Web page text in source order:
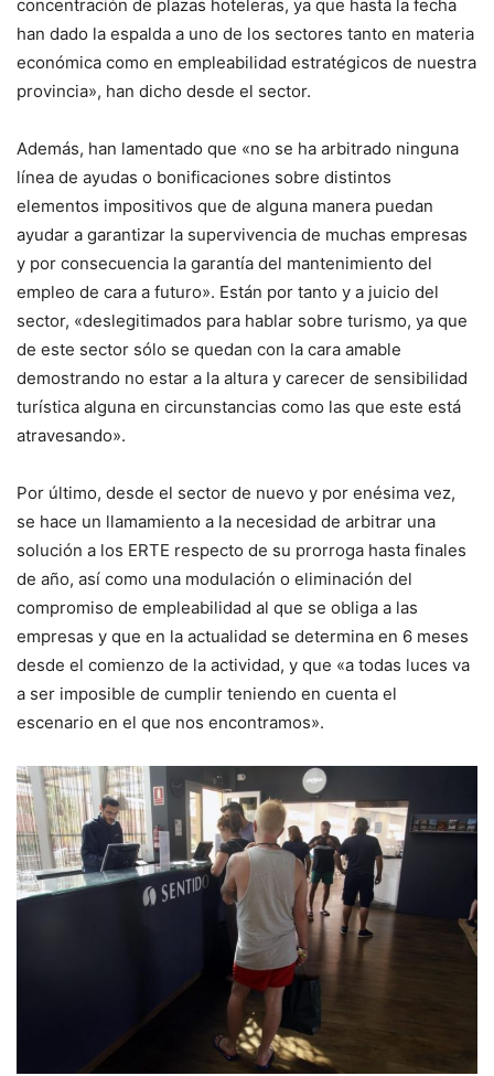
concentración de plazas hoteleras, ya que hasta la fecha
han dado la espalda a uno de los sectores tanto en materia
económica como en empleabilidad estratégicos de nuestra
provincia», han dicho desde el sector.
Además, han lamentado que «no se ha arbitrado ninguna
línea de ayudas o bonificaciones sobre distintos
elementos impositivos que de alguna manera puedan
ayudar a garantizar la supervivencia de muchas empresas
y por consecuencia la garantía del mantenimiento del
empleo de cara a futuro». Están por tanto y a juicio del
sector, «deslegitimados para hablar sobre turismo, ya que
de este sector sólo se quedan con la cara amable
demostrando no estar a la altura y carecer de sensibilidad
turística alguna en circunstancias como las que este está
atravesando».
Por último, desde el sector de nuevo y por enésima vez,
se hace un llamamiento a la necesidad de arbitrar una
solución a los ERTE respecto de su prorroga hasta finales
de año, así como una modulación o eliminación del
compromiso de empleabilidad al que se obliga a las
empresas y que en la actualidad se determina en 6 meses
desde el comienzo de la actividad, y que «a todas luces va
a ser imposible de cumplir teniendo en cuenta el
escenario en el que nos encontramos».